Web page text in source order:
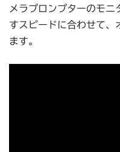
メラプロンプターのモ
すスピードに合わせて、
ます。